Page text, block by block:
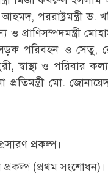
আহমদ, পররাষ্ট্রমন্ত্রী
প্রাণিসম্পদমন্ত্রী
সড়ক পরিবহন ও সেতু,
স্বাস্থ্য ও পরিবার
মো.
প্রকল্প।
(প্রথম সংশোধন)।